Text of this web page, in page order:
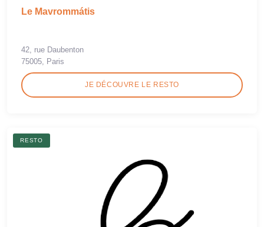
Le Mavrommátis
42, rue Daubenton
75005, Paris
JE DÉCOUVRE LE RESTO
RESTO